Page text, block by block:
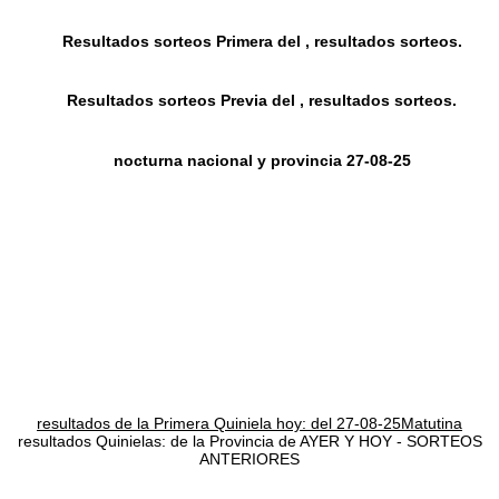
Resultados sorteos Primera del , resultados sorteos.
Resultados sorteos Previa del , resultados sorteos.
nocturna nacional y provincia 27-08-25
resultados de la Primera Quiniela hoy: del 27-08-25Matutina
resultados Quinielas: de la Provincia de AYER Y HOY - SORTEOS
ANTERIORES